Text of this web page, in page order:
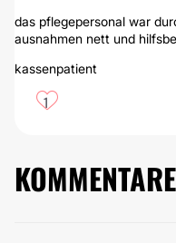
das pflegepersonal war
ausnahmen nett und
kassenpatient
1